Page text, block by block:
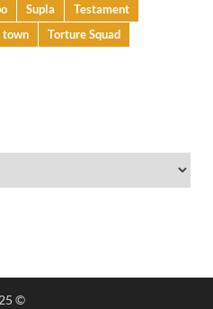
Supla
Testament
town
Torture Squad
©